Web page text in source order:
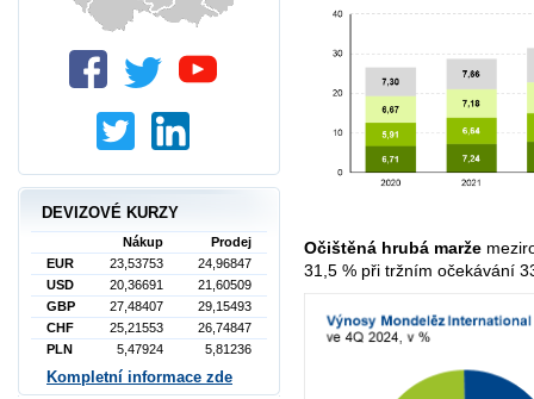
Očištěná hrubá marže
31,5 % při tržním očekávání
DEVIZOVÉ KURZY
Nákup
Prodej
EUR
23,53753
24,96847
USD
20,36691
21,60509
GBP
27,48407
29,15493
CHF
25,21553
26,74847
PLN
5,47924 5,81236
Kompletní informace zde